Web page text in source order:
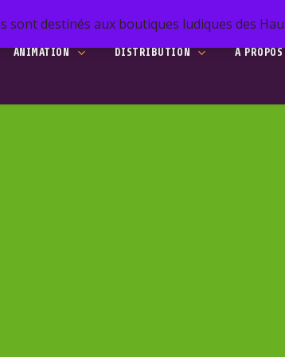
destinés aux boutiques ludiques des
search or ESC to close
ANIMATION DISTRIBUTION A PROPOS